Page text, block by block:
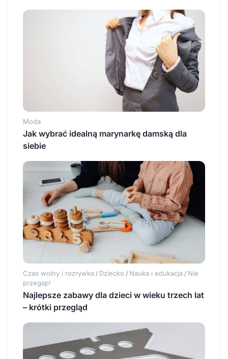
Moda
Jak wybrać idealną marynarkę damską dla
siebie
Czas wolny i rozrywka / Dziecko / Nauka i edukacja / Nie
przegap!
Najlepsze zabawy dla dzieci w wieku trzech lat
– krótki przegląd